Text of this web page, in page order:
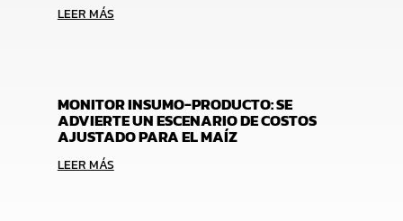
LEER MÁS
MONITOR INSUMO-PRODUCTO: SE
ADVIERTE UN ESCENARIO DE COSTOS
AJUSTADO PARA EL MAÍZ
LEER MÁS